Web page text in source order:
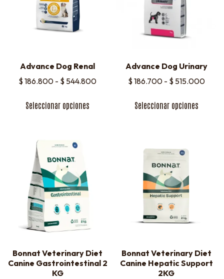
Advance Dog Renal
$ 186.800 - $ 544.800
Seleccionar opciones
Advance Dog Urinary
$ 186.700 - $ 515.000
Seleccionar opciones
Bonnat Veterinary Diet
Canine Gastrointestinal 2
KG
Bonnat Veterinary Diet
Canine Hepatic Support
2KG